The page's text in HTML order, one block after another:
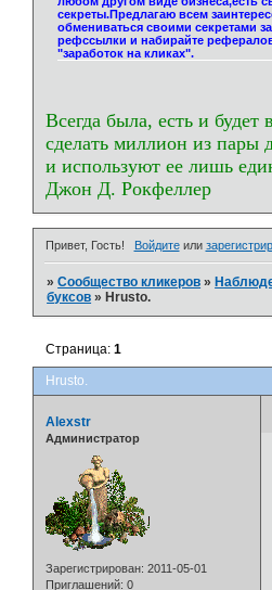
секреты.Предлагаю всем
обмениваться своими секретами
рефссылки и набирайте
"заработок на кликах".
Всегда была, есть и будет
сделать миллион из пары
и используют ее лишь
Джон Д. Рокфеллер
Привет, Гость! Войдитеили
»Сообщество кликеров »
буксов » Hrusto.
Hrusto.
Страница:1
Alexstr
Администратор
Зарегистрирован: 2011-05-01
Приглашений: 0